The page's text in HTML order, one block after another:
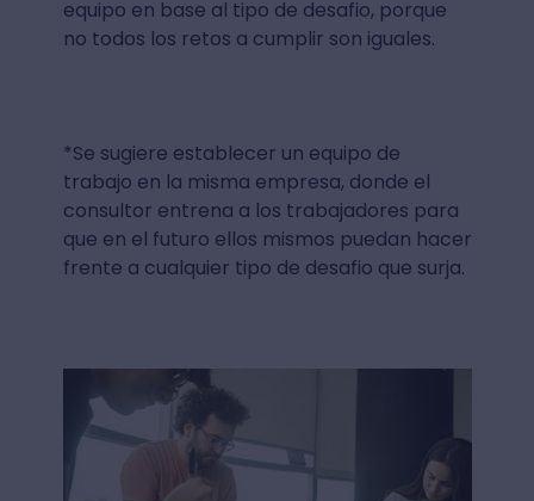
equipo en base al tipo de desafio, porque
no todos los retos a cumplir son iguales.
*Se sugiere establecer un equipo de
trabajo en la misma empresa, donde el
consultor entrena a los trabajadores para
que en el futuro ellos mismos puedan hacer
frente a cualquier tipo de desafio que surja.